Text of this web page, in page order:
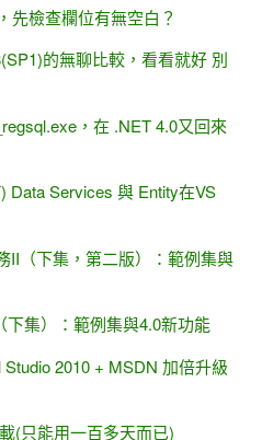
課程，半年加薪150%
讀取Excel（批次新增、輸入大
繳費
Identity 的 Cookie 驗證
第一天的回家作業 (表單輸